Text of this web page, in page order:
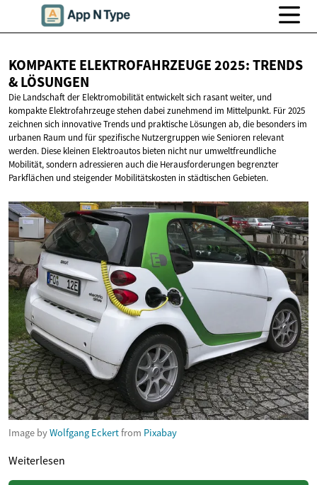
KOMPAKTE ELEKTROFAHRZEUGE 2025: TRENDS
& LÖSUNGEN
Die Landschaft der Elektromobilität entwickelt sich rasant weiter, und
kompakte Elektrofahrzeuge stehen dabei zunehmend im Mittelpunkt. Für 2025
zeichnen sich innovative Trends und praktische Lösungen ab, die besonders im
urbanen Raum und für spezifische Nutzergruppen wie Senioren relevant
werden. Diese kleinen Elektroautos bieten nicht nur umweltfreundliche
Mobilität, sondern adressieren auch die Herausforderungen begrenzter
Parkflächen und steigender Mobilitätskosten in städtischen Gebieten.
Image byWolfgang Eckertfrom Pixabay
Weiterlesen